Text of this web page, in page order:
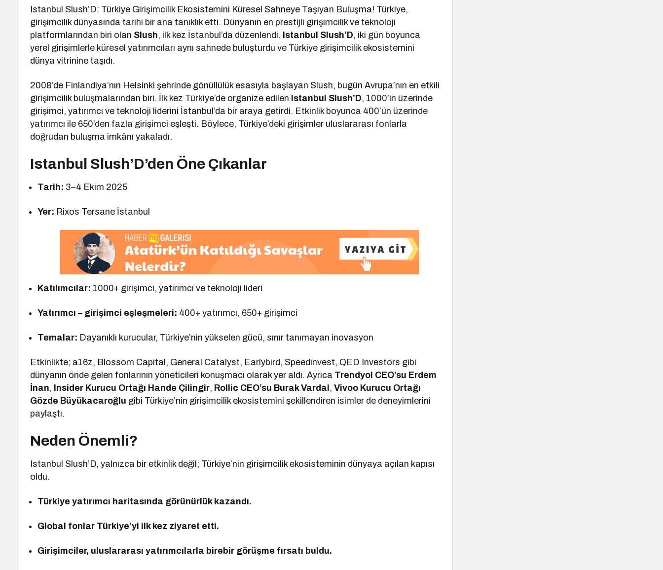
Istanbul Slush’D: Türkiye Girişimcilik Ekosistemini Küresel Sahneye Taşıyan Buluşma! Türkiye,
girişimcilik dünyasında tarihi bir ana tanıklık etti. Dünyanın en prestijli girişimcilik ve teknoloji
platformlarından biri olan Slush, ilk kez İstanbul’da düzenlendi. Istanbul Slush’D, iki gün boyunca
yerel girişimlerle küresel yatırımcıları aynı sahnede buluşturdu ve Türkiye girişimcilik ekosistemini
dünya vitrinine taşıdı.
2008’de Finlandiya’nın Helsinki şehrinde gönüllülük esasıyla başlayan Slush, bugün Avrupa’nın en etkili
girişimcilik buluşmalarından biri. İlk kez Türkiye’de organize edilen Istanbul Slush’D, 1000’in üzerinde
girişimci, yatırımcı ve teknoloji liderini İstanbul’da bir araya getirdi. Etkinlik boyunca 400’ün üzerinde
yatırımcı ile 650’den fazla girişimci eşleşti. Böylece, Türkiye’deki girişimler uluslararası fonlarla
doğrudan buluşma imkânı yakaladı.
Istanbul Slush’D’den Öne Çıkanlar
Tarih: 3–4 Ekim 2025
Yer: Rixos Tersane İstanbul
Katılımcılar: 1000+ girişimci, yatırımcı ve teknoloji lideri
Yatırımcı – girişimci eşleşmeleri: 400+ yatırımcı, 650+ girişimci
Temalar: Dayanıklı kurucular, Türkiye’nin yükselen gücü, sınır tanımayan inovasyon
Etkinlikte; a16z, Blossom Capital, General Catalyst, Earlybird, Speedinvest, QED Investors gibi
dünyanın önde gelen fonlarının yöneticileri konuşmacı olarak yer aldı. Ayrıca Trendyol CEO’su Erdem
İnan, Insider Kurucu Ortağı Hande Çilingir, Rollic CEO’su Burak Vardal ,Vivoo Kurucu Ortağı
Gözde Büyükacaroğlu gibi Türkiye’nin girişimcilik ekosistemini şekillendiren isimler de deneyimlerini
paylaştı.
Neden Önemli?
Istanbul Slush’D, yalnızca bir etkinlik değil; Türkiye’nin girişimcilik ekosisteminin dünyaya açılan kapısı
oldu.
Türkiye yatırımcı haritasında görünürlük kazandı.
Global fonlar Türkiye’yi ilk kez ziyaret etti.
Girişimciler, uluslararası yatırımcılarla birebir görüşme fırsatı buldu.